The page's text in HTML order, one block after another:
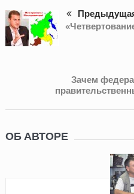
Зачем
ОБ АВТОРЕ